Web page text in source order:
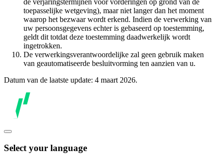
de verjaringstermijnen voor vorderingen op grond van de
toepasselijke wetgeving), maar niet langer dan het moment
waarop het bezwaar wordt erkend. Indien de verwerking van
uw persoonsgegevens echter is gebaseerd op toestemming,
geldt dit totdat deze toestemming daadwerkelijk wordt
ingetrokken.
De verwerkingsverantwoordelijke zal geen gebruik maken
van geautomatiseerde besluitvorming ten aanzien van u.
Datum van de laatste update: 4 maart 2026.
Select your language